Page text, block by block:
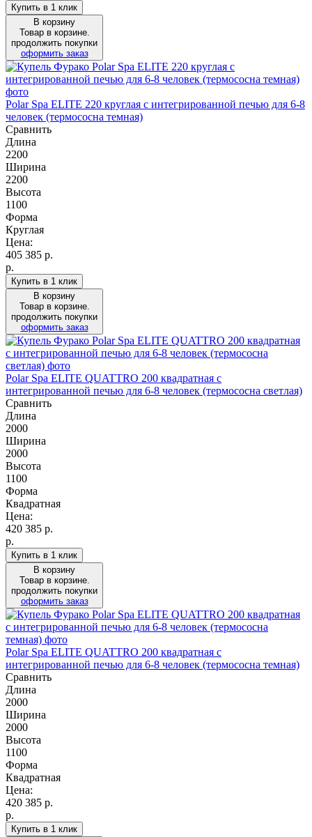
Купить в 1 клик
В корзину
Товар в корзине.
продолжить покупки
оформить заказ
Polar Spa ELITE 220 круглая с интегрированной печью для 6-8
человек (термососна темная)
Сравнить
Длина
2200
Ширина
2200
Высота
1100
Форма
Круглая
Цена:
405 385 р.
р.
Купить в 1 клик
В корзину
Товар в корзине.
продолжить покупки
оформить заказ
Polar Spa ELITE QUATTRO 200 квадратная с
интегрированной печью для 6-8 человек (термососна светлая)
Сравнить
Длина
2000
Ширина
2000
Высота
1100
Форма
Квадратная
Цена:
420 385 р.
р.
Купить в 1 клик
В корзину
Товар в корзине.
продолжить покупки
оформить заказ
Polar Spa ELITE QUATTRO 200 квадратная с
интегрированной печью для 6-8 человек (термососна темная)
Сравнить
Длина
2000
Ширина
2000
Высота
1100
Форма
Квадратная
Цена:
420 385 р.
р.
Купить в 1 клик